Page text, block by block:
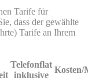
Tarife für
dass der gewählte
Tarife an Ihrem
Telefonflat
inklusive
Kosten/